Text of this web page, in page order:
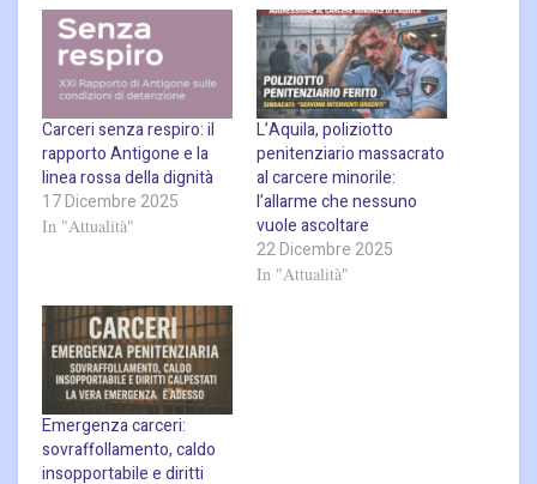
Carceri senza respiro: il
rapporto Antigone e la
linea rossa della dignità
17 Dicembre 2025
In "Attualità"
L’Aquila, poliziotto
penitenziario massacrato
al carcere minorile:
l’allarme che nessuno
vuole ascoltare
22 Dicembre 2025
In "Attualità"
Emergenza carceri:
sovraffollamento, caldo
insopportabile e diritti